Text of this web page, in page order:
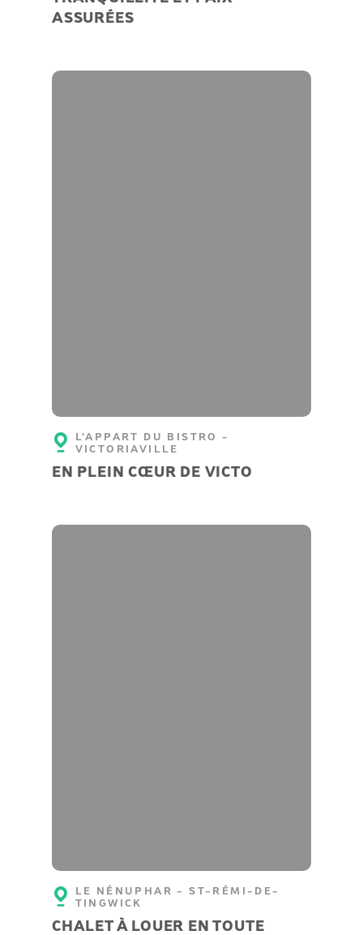
ASSURÉES
L'APPART DU BISTRO -
VICTORIAVILLE
EN PLEIN CŒUR DE VICTO
LE NÉNUPHAR - ST-RÉMI-DE-
TINGWICK
CHALET À LOUER EN TOUTE